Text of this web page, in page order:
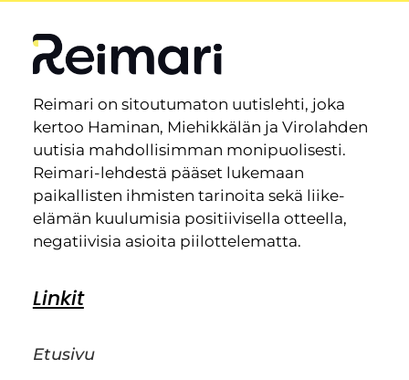
Reimari on sitoutumaton uutislehti, joka
kertoo Haminan, Miehikkälän ja Virolahden
uutisia mahdollisimman monipuolisesti.
Reimari-lehdestä pääset lukemaan
paikallisten ihmisten tarinoita sekä liike-
elämän kuulumisia positiivisella otteella,
negatiivisia asioita piilottelematta.
Linkit
Etusivu